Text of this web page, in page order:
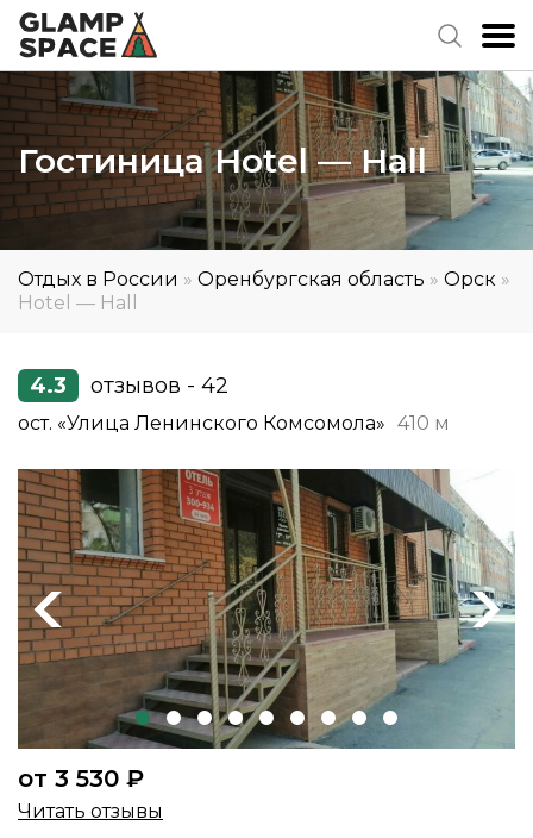
Гостиница Hotel — Hall
Отдых в России » Оренбургская область » Орск »
Hotel — Hall
4.3 отзывов - 42
ост. «Улица Ленинского Комсомола» 410 м
Previous Next
от 3 530 ₽
Читать отзывы